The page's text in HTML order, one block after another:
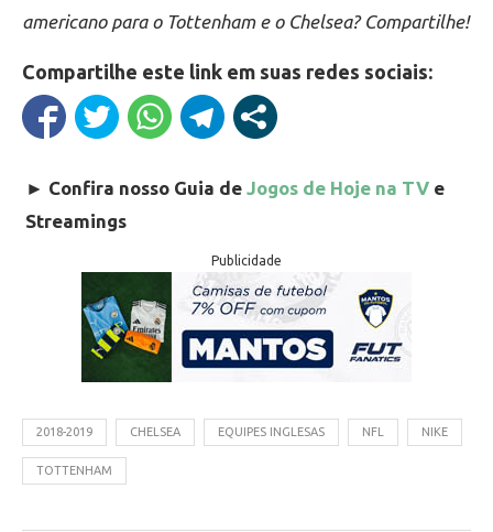
americano para o Tottenham e o Chelsea? Compartilhe!
Compartilhe este link em suas redes sociais:
► Confira nosso Guia de Jogos de Hoje na TV e
Streamings
Publicidade
2018-2019 CHELSEA EQUIPES INGLESAS NFL NIKE
TOTTENHAM